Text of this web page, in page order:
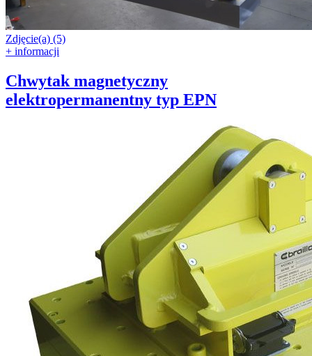
Zdjęcie(a) (5)
+ informacji
Chwytak magnetyczny
elektropermanentny typ EPN